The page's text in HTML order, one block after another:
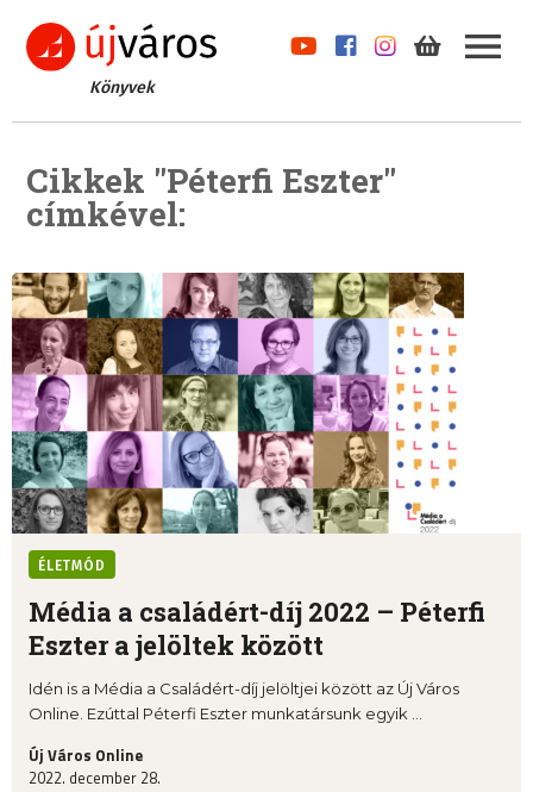
Könyvek
Cikkek "Péterfi Eszter"
címkével:
ÉLETMÓD
Média a családért-díj 2022 – Péterfi
Eszter a jelöltek között
Idén is a Média a Családért-díj jelöltjei között az Új Város
Online. Ezúttal Péterfi Eszter munkatársunk egyik ...
Új Város Online
2022. december 28.